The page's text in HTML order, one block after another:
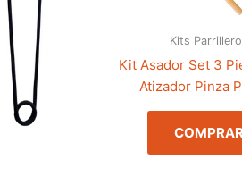
Kits
Kit Asador Set 3
Atizador Pinza
COMPRAR